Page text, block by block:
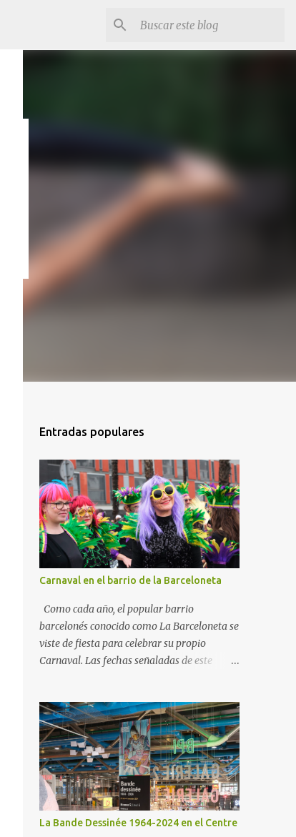
Entradas populares
Carnaval en el barrio de la Barceloneta
Como cada año, el popular barrio
barcelonés conocido como La Barceloneta se
viste de fiesta para celebrar su propio
Carnaval. Las fechas señaladas de este
la Barceloneta y final en la plaza del Poeta
Boscà. Entierro de la sardina . Miércoles, 5
de marzo. 17.30 h. Inicio en la plaza de la
Barceloneta y final en la playa de Sant
Miquel. La Barceloneta es uno de los barrios
más emblemáticos y carismáticos de
Barcelona Para conocer mejor el barrio es
La Bande Dessinée 1964-2024 en el Centre